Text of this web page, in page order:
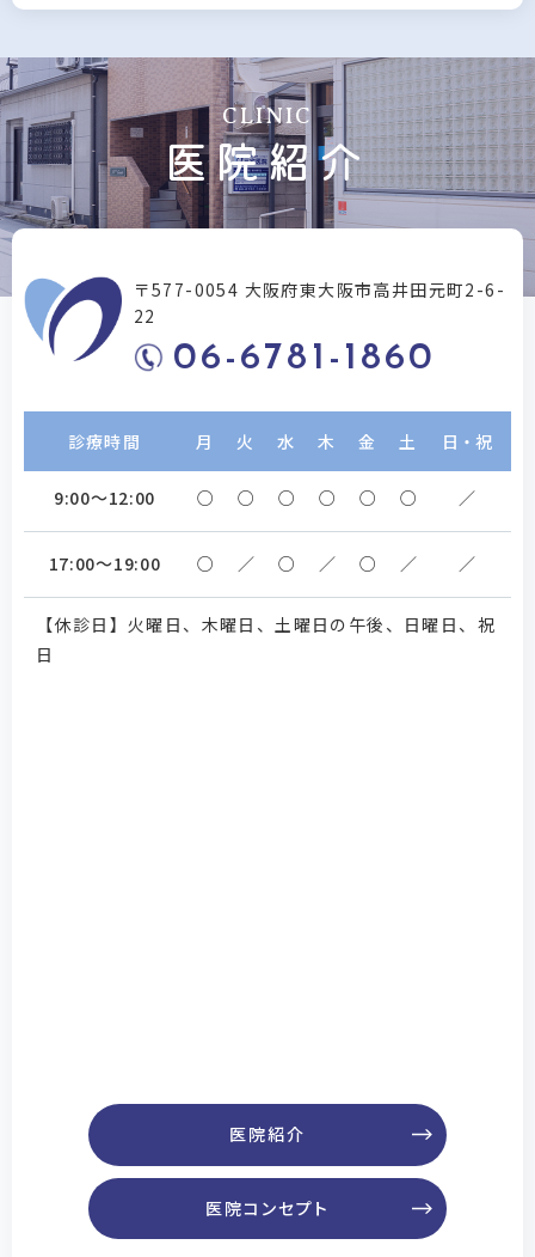
CLINIC
医院紹介
〒577-0054 大阪府東大阪市高井田元町2-6-
22
06-6781-1860
診療時間 月 火 水 木 金 土 日・祝
9:00～12:00 ○ ○ ○ ○ ○ ○ ／
17:00～19:00 ○ ／ ○ ／ ○ ／ ／
【休診日】火曜日、木曜日、土曜日の午後、日曜日、祝
日
医院紹介
医院コンセプト